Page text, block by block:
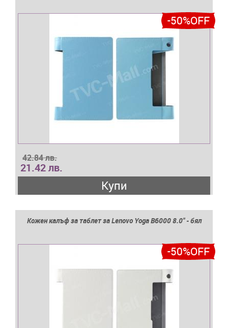
-50%OFF
42.84 лв.
21.42 лв.
Купи
Кожен калъф за таблет за Lenovo Yoga B6000 8.0" - бял
-50%OFF